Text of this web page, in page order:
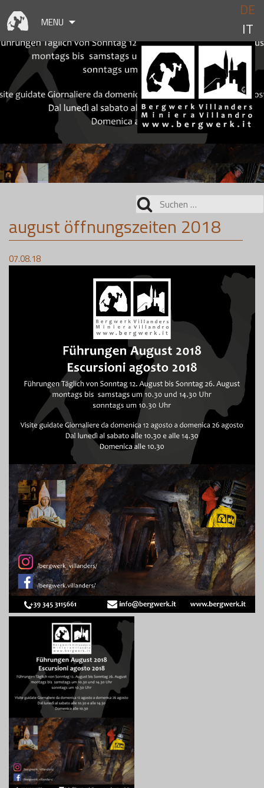
to
content
MENU
DE
IT
Suchen
nach:
august öffnungszeiten 2018
07.08.18